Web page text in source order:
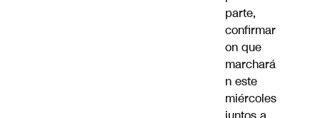
parte,
confirmar
on que
marchará
n este
miércoles